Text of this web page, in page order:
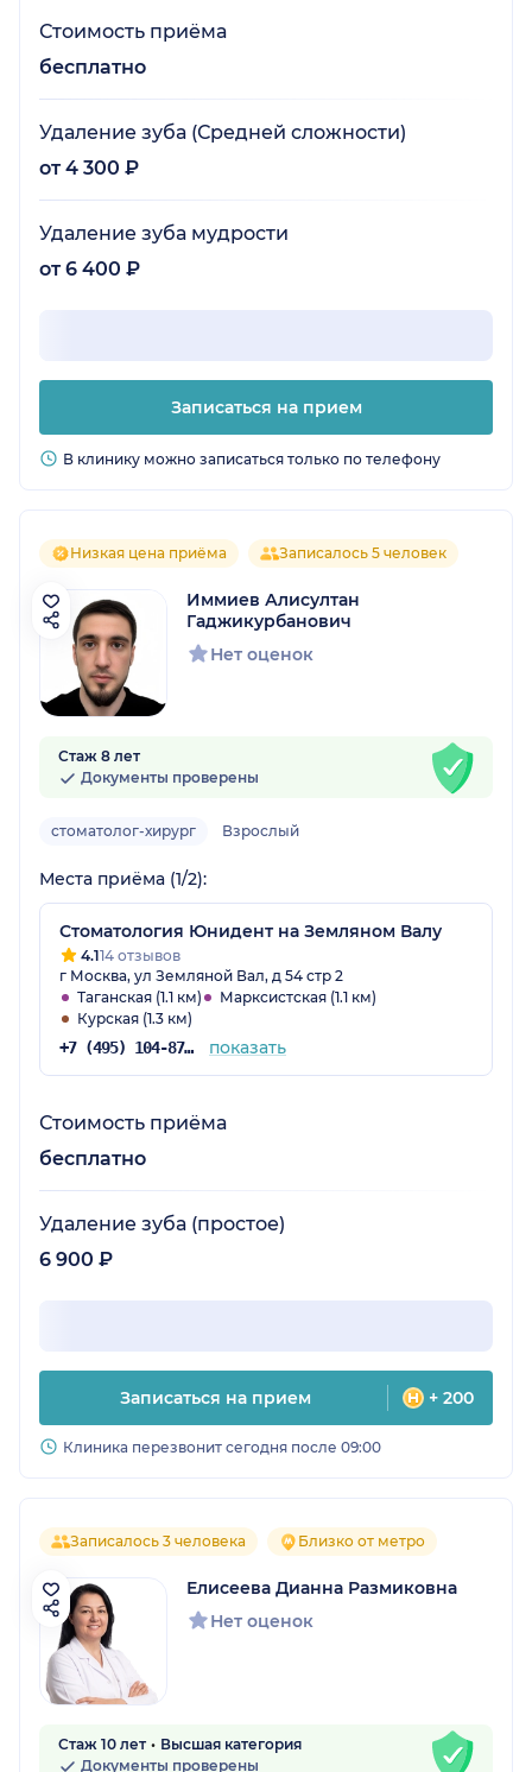
Стоимость приёма
бесплатно
Удаление зуба (Средней сложности)
от 4 300 ₽
Удаление зуба мудрости
от 6 400 ₽
Записаться на прием
В клинику можно записаться только по телефону
Низкая цена приёма Записалось 5 человек
Иммиев Алисултан
Гаджикурбанович
Нет оценок
Стаж 8 лет
Документы проверены
стоматолог-хирург Взрослый
Места приёма (1/2):
Стоматология Юнидент на Земляном Валу
4.114 отзывов
г Москва, ул Земляной Вал, д 54 стр 2
Таганская (1.1 км)
Марксистская (1.1 км)
Курская (1.3 км)
+7 (495) 104-87-50 показать
Стоимость приёма
бесплатно
Удаление зуба (простое)
6 900 ₽
Записаться на прием + 200
Клиника перезвонит сегодня после 09:00
Записалось 3 человека Близко от метро
Елисеева Дианна Размиковна
Нет оценок
Стаж 10 лет
Высшая категория
Документы проверены